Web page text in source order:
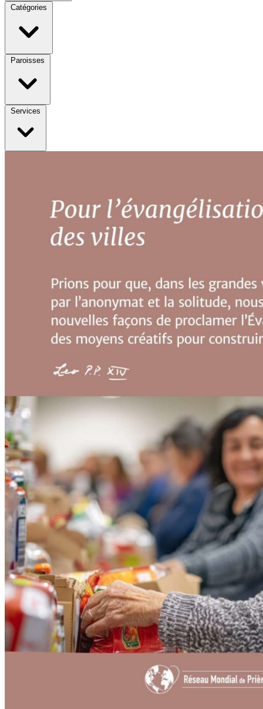
Catégories
Paroisses
Services